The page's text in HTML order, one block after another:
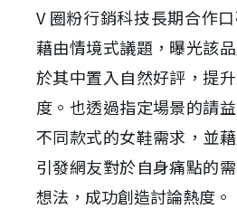
V 圈粉行銷科技長期合作
藉由情境式議題，曝光該
於其中置入自然好評，提
度。也透過指定場景的請
不同款式的女鞋需求，並
引發網友對於自身痛點的
想法，成功創造討論熱度。